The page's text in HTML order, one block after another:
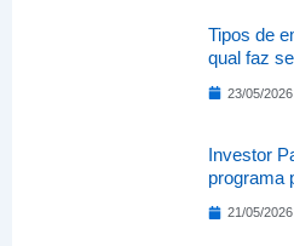
Tipos de
qual faz
23/05/2026
Investor
programa
21/05/2026